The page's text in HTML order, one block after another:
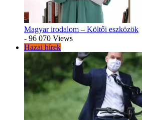
Magyar irodalom – Költői eszközök
- 96 070 Views
Hazai hírek